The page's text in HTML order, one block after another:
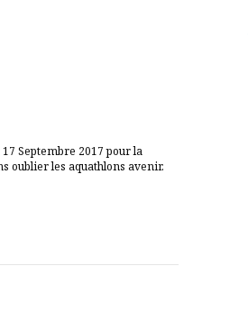
Septembre 2017 pour la
oublier les aquathlons avenir.